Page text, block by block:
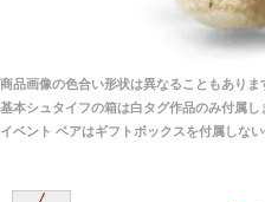
商品は全て当店へ入荷さ
関税はすべて当店にて処理
は一切ありません。
商品が届くまでにはどのく
大阪府 Y・W
「取り扱っているNetシ
商品画像の色合い形状は異なることもありま
基本シュタイフの箱は白タグ作品のみ付属し
イベント ベアはギフトボックスを付属しな